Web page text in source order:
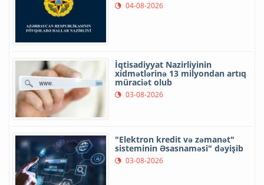
04-08-2026
İqtisadiyyat Nazirliyinin
xidmətlərinə 13 milyondan artıq
müraciət olub
03-08-2026
"Elektron kredit və zəmanət"
sisteminin Əsasnaməsi" dəyişib
03-08-2026